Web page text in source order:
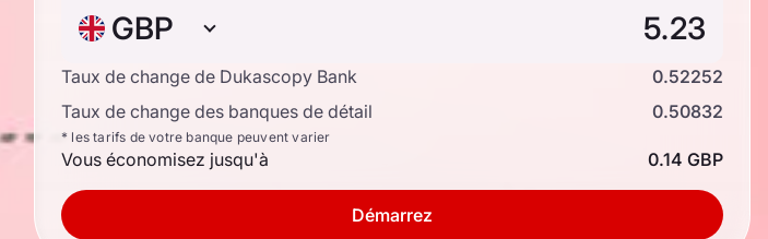
GBP
Taux de change de Dukascopy Bank
0.52252
Taux de change des banques de détail
0.50832
* les tarifs de votre banque peuvent varier
Vous économisez jusqu'à 0.14 GBP
Démarrez